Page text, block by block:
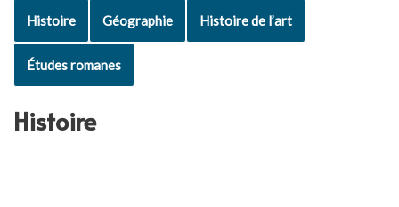
Histoire Géographie Histoire de l’art
Études romanes
Histoire